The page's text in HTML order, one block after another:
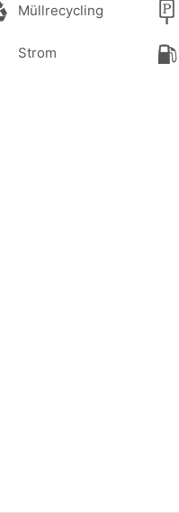
Müllrecycling
Strom